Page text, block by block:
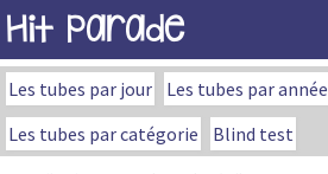
Hit Parade
Les tubes par jour Les tubes par année
Les tubes par catégorie
Blind test